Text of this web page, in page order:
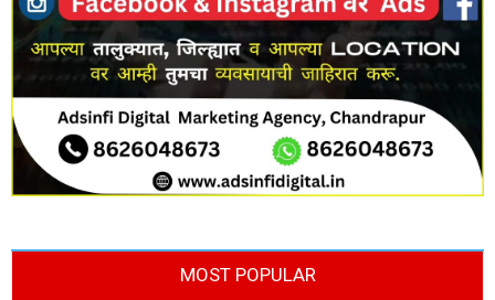
MOST POPULAR